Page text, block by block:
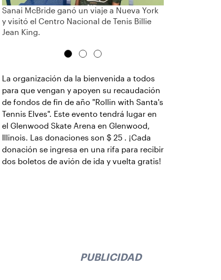
Sanai McBride ganó un viaje a Nueva York
y visitó el Centro Nacional de Tenis Billie
Jean King.
La organización da la bienvenida a todos
para que vengan y apoyen su recaudación
de fondos de fin de año "Rollin with Santa's
Tennis Elves". Este evento tendrá lugar en
el Glenwood Skate Arena en Glenwood,
Illinois. Las donaciones son $ 25 . ¡Cada
donación se ingresa en una rifa para recibir
dos boletos de avión de ida y vuelta gratis!
PUBLICIDAD